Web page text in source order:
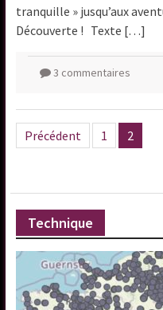
tranquille » jusqu’aux
Découverte ! Texte […]
3 commentaires
Pagination
des
Précédent 1 2
Technique